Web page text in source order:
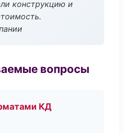
конструкцию и
вопросы
КД